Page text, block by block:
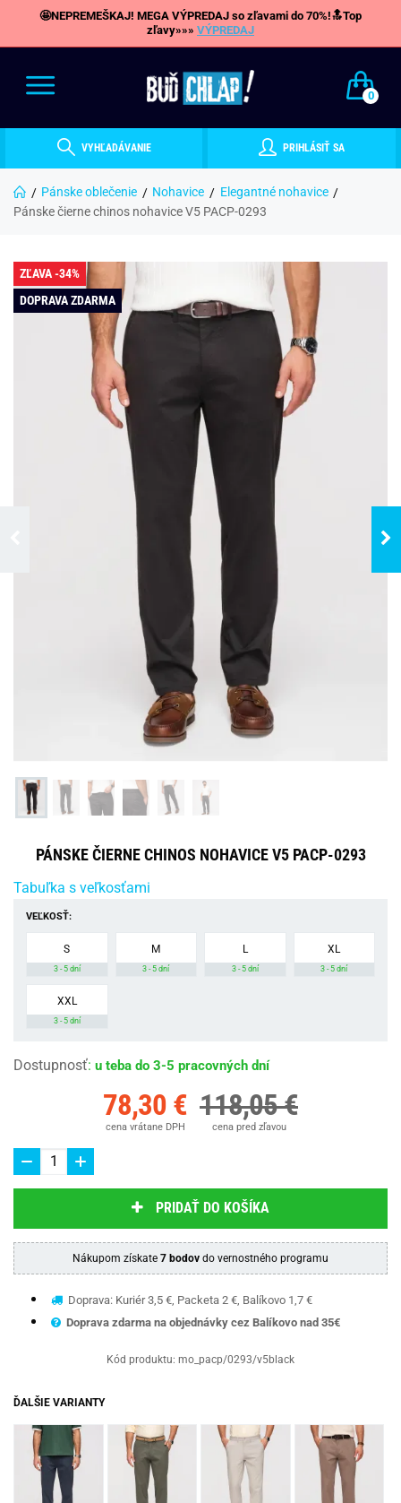
🤩NEPREMEŠKAJ! MEGA VÝPREDAJ so zľavami do 70%!🔝Top
zľavy»»» VÝPREDAJ
0
VYHĽADÁVANIE PRIHLÁSIŤ SA
Pánske oblečenie Nohavice
Elegantné nohavice
Pánske čierne chinos nohavice V5 PACP-0293
ZĽAVA -34%
DOPRAVA ZDARMA
PÁNSKE ČIERNE CHINOS NOHAVICE V5 PACP-0293
Tabuľka s veľkosťami
VEĽKOSŤ:
S
3 - 5 dní
M
3 - 5 dní
L
3 - 5 dní
XL
3 - 5 dní
XXL
3 - 5 dní
Dostupnosť: u teba do 3-5 pracovných dní
78,30 €
cena vrátane DPH
118,05 €
cena pred zľavou
PRIDAŤ DO KOŠÍKA
Nákupom získate 7 bodov do vernostného programu
Doprava: Kuriér 3,5 €, Packeta 2 €, Balíkovo 1,7 €
Doprava zdarma na objednávky cez Balíkovo nad 35€
Kód produktu: mo_pacp/0293/v5black
ĎALŠIE VARIANTY